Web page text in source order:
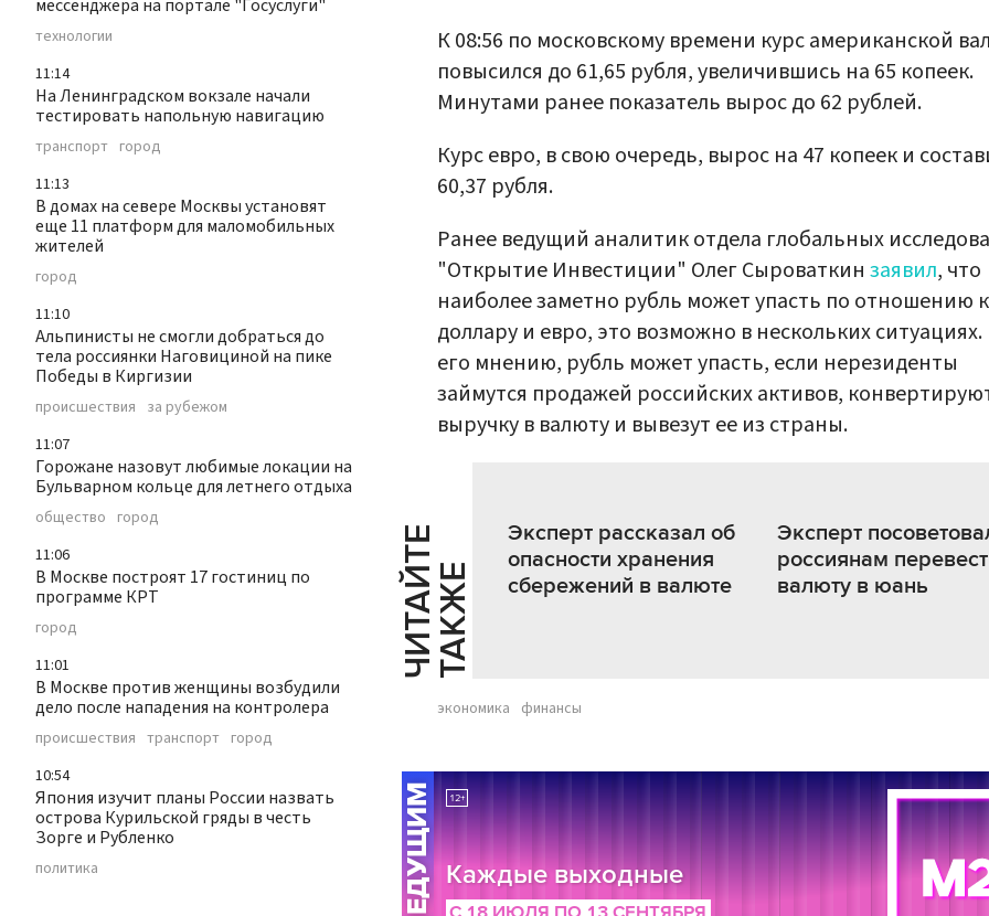
мессенджера на портале "Госуслуги"
технологии
11:14
На Ленинградском вокзале начали
тестировать напольную навигацию
транспорт город
11:13
В домах на севере Москвы установят
еще 11 платформ для маломобильных
жителей
город
11:10
Альпинисты не смогли добраться до
тела россиянки Наговициной на пике
Победы в Киргизии
происшествия за рубежом
11:07
Горожане назовут любимые локации на
Бульварном кольце для летнего отдыха
общество город
11:06
В Москве построят 17 гостиниц по
программе КРТ
город
11:01
В Москве против женщины возбудили
дело после нападения на контролера
происшествия транспорт город
10:54
Япония изучит планы России назвать
острова Курильской гряды в честь
Зорге и Рубленко
политика
К 08:56 по московскому времени курс американской
повысился до 61,65 рубля, увеличившись на 65 копеек.
Минутами ранее показатель вырос до 62 рублей.
Курс евро, в свою очередь, вырос на 47 копеек и
60,37 рубля.
Ранее ведущий аналитик отдела глобальных
"Открытие Инвестиции" Олег Сыроваткин заявил, что
наиболее заметно рубль может упасть по отношению к
доллару и евро, это возможно в нескольких
его мнению, рубль может упасть, если нерезиденты
займутся продажей российских активов,
выручку в валюту и вывезут ее из страны.
Ч
И
Т
АЙ
Т
Е
Т
А
К
ЖЕ
Эксперт рассказал об
опасности хранения
сбережений в валюте
Эксперт
россиянам
валюту в юань
экономика финансы